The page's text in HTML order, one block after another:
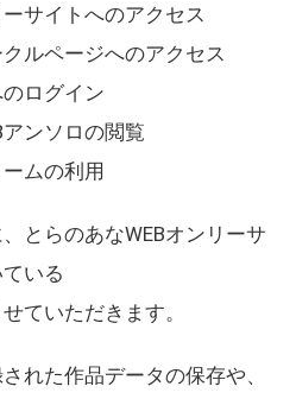
サイトへのアクセス
ルページへのアクセス
ログイン
アンソロの閲覧
ムの利用
とらのあなWEBオンリーサ
いる
ていただきます。
れた作品データの保存や、